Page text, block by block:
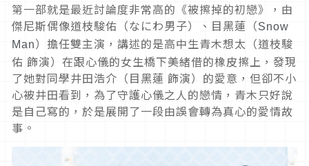
第一部就是最近討論度非常高的《被擦掉的初戀》，由
傑尼斯偶像道枝駿佑（なにわ男子）、目黑蓮（Snow
Man）擔任雙主演，講述的是高中生青木想太（道枝駿
佑 飾演）在跟心儀的女生橋下美緒借的橡皮擦上，發現
了她對同學井田浩介（目黑蓮 飾演）的愛意，但卻不小
心被井田看到，為了守護心儀之人的戀情，青木只好說
是自己寫的，於是展開了一段由誤會轉為真心的愛情故
事。